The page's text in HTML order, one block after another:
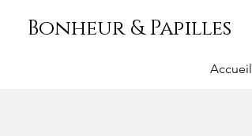
Bonheur & Papilles
Accueil